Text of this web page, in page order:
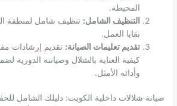
المحيطة.
التنظيف الشامل: تنظيف شامل لمنطقة
بقايا العمل.
تقديم تعليمات الصيانة: تقديم إرشادات
كيفية العناية بالشلال وصيانته الدورية
وأدائه الأمثل.
صيانة شلالات داخلية الكويت: دليلك الشامل